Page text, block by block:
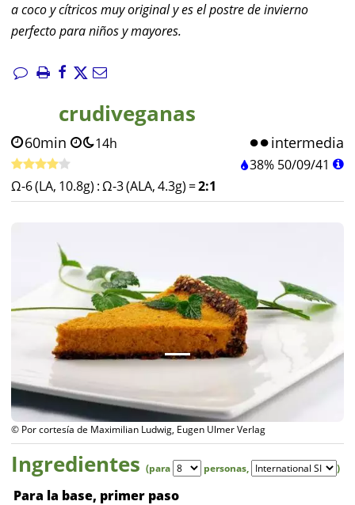
a coco y cítricos muy original y es el postre de invierno
perfecto para niños y mayores.
crudiveganas
60min 14h intermedia
38% 50/09/41
Ω-6 (LA, 10.8g) :Ω-3 (ALA, 4.3g) =2:1
© Por cortesía de Maximilian Ludwig, Eugen Ulmer Verlag
Ingredientes (para personas, )
Para la base, primer paso